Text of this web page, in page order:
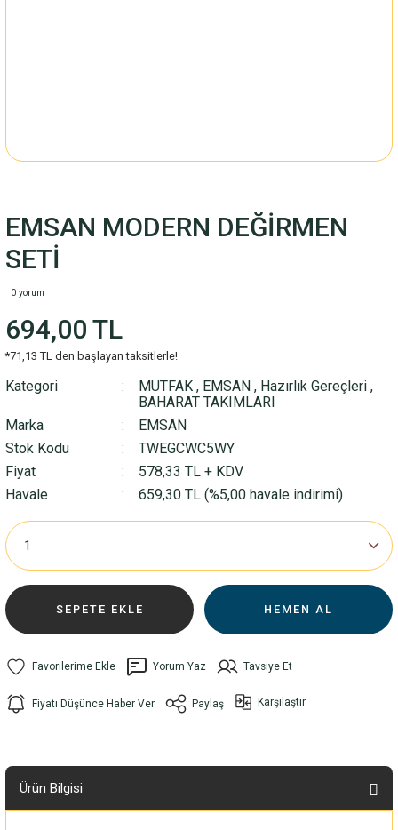
EMSAN MODERN DEĞİRMEN
SETİ
0 yorum
694,00 TL
*71,13 TL den başlayan taksitlerle!
Kategori MUTFAK , EMSAN , Hazırlık Gereçleri ,
BAHARAT TAKIMLARI
Marka
EMSAN
Stok Kodu
TWEGCWC5WY
Fiyat
578,33 TL + KDV
Havale
659,30 TL (%5,00 havale indirimi)
SEPETE EKLE HEMEN AL
Yorum Yaz Tavsiye Et
Fiyatı Düşünce Haber Ver Paylaş Karşılaştır
Ürün Bilgisi